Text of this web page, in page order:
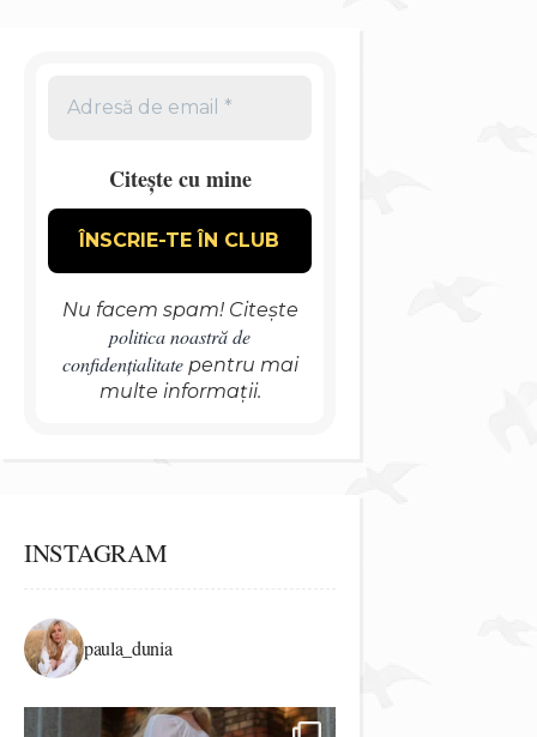
Citește cu mine
Nu facem spam! Citește
politica noastră de
confidențialitatepentru mai
multe informații.
INSTAGRAM
paula_dunia